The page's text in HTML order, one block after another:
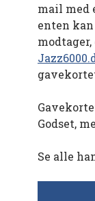
mail med
enten
Godset,
Se alle